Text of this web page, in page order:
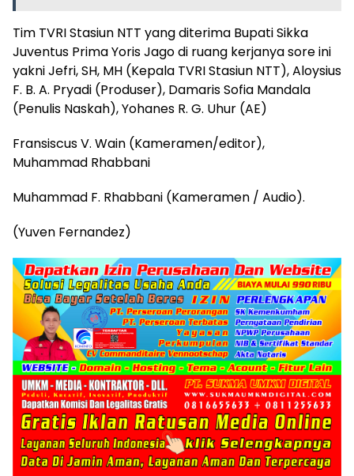
Tim TVRI Stasiun NTT yang diterima Bupati Sikka
Juventus Prima Yoris Jago di ruang kerjanya sore ini
yakni Jefri, SH, MH (Kepala TVRI Stasiun NTT), Aloysius
F. B. A. Pryadi (Produser), Damaris Sofia Mandala
(Penulis Naskah), Yohanes R. G. Uhur (AE)
Fransiscus V. Wain (Kameramen/editor),
Muhammad Rhabbani
Muhammad F. Rhabbani (Kameramen / Audio).
(Yuven Fernandez)